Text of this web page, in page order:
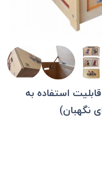
استفاده به
نگهبان)